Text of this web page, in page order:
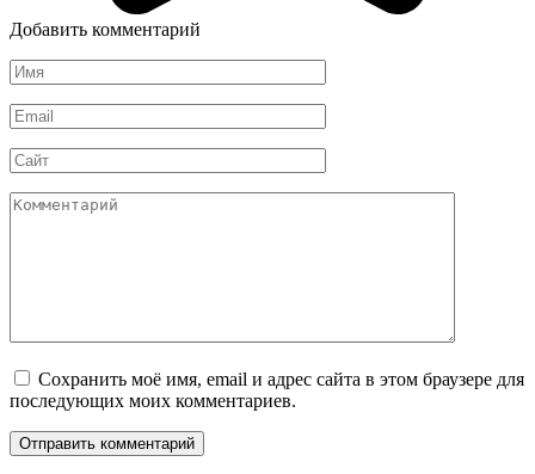
Добавить комментарий
Имя
*
Email
*
Сайт
Комментарий
Сохранить моё имя, email и адрес сайта в этом браузере для
последующих моих комментариев.